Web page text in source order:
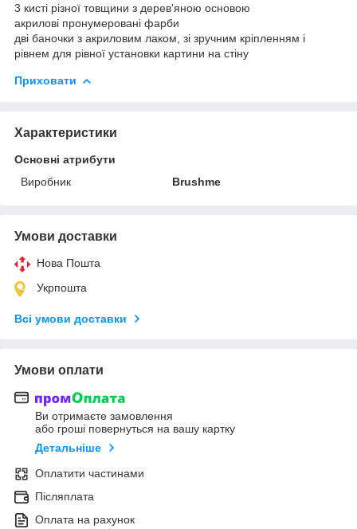
3 кисті різної товщини з дерев'яною основою
акрилові пронумеровані фарби
дві баночки з акриловим лаком, зі зручним кріпленням і
рівнем для рівної установки картини на стіну
Приховати
Характеристики
Основні атрибути
Виробник
Brushme
Умови доставки
Нова Пошта
Укрпошта
Всі умови доставки
Умови оплати
Ви отримаєте замовлення
або гроші повернуться на вашу картку
Детальніше
Оплатити частинами
Післяплата
Оплата на рахунок